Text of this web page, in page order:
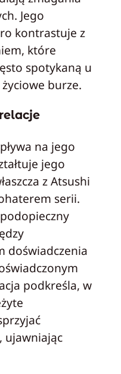
Jego
kontrastuje z
które
spotykaną u
burze.
na jego
jego
z Atsushi
serii.
doświadczenia
podkreśla, w
ujawniając